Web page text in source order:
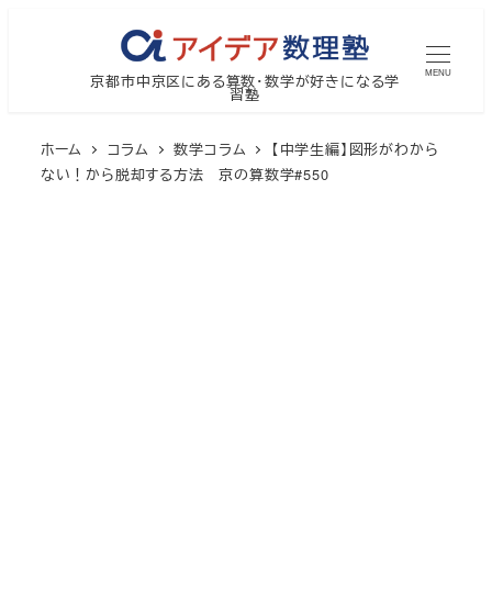
京都市中京区にある算数・数学が好きになる学
習塾
MENU
ホーム コラム 数学コラム
【中学生編】図形がわから
ない！から脱却する方法 京の算数学#550